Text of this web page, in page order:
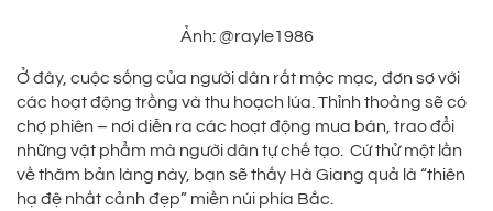
Ảnh: @rayle1986
Ở đây, cuộc sống của người dân rất mộc mạc, đơn sơ với
các hoạt động trồng và thu hoạch lúa. Thỉnh thoảng sẽ có
chợ phiên – nơi diễn ra các hoạt động mua bán, trao đổi
những vật phẩm mà người dân tự chế tạo. Cứ thử một lần
về thăm bản làng này, bạn sẽ thấy Hà Giang quả là “thiên
hạ đệ nhất cảnh đẹp” miền núi phía Bắc.